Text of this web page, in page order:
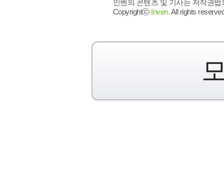
인벤의 콘텐츠 및 기사는 저작권
Copyrightⓒ Inven.All rights